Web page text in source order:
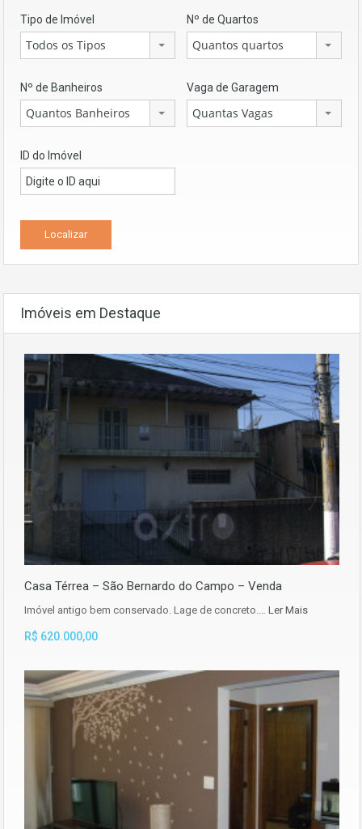
Tipo de Imóvel
Todos os Tipos
Nº de Quartos
Quantos quartos
Nº de Banheiros
Quantos Banheiros
Vaga de Garagem
Quantas Vagas
ID do Imóvel
Imóveis em Destaque
Casa Térrea – São Bernardo do Campo – Venda
Imóvel antigo bem conservado. Lage de concreto.… Ler Mais
R$ 620.000,00